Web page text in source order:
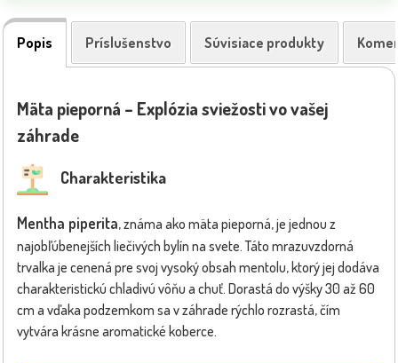
Popis Príslušenstvo Súvisiace produkty
Mäta pieporná – Explózia sviežosti vo vašej
záhrade
Charakteristika
Mentha piperita, známa ako mäta pieporná, je jednou z
najobľúbenejších liečivých bylín na svete. Táto mrazuvzdorná
trvalka je cenená pre svoj vysoký obsah mentolu, ktorý jej dodáva
charakteristickú chladivú vôňu a chuť. Dorastá do výšky 30 až 60
cm a vďaka podzemkom sa v záhrade rýchlo rozrastá, čím
vytvára krásne aromatické koberce.